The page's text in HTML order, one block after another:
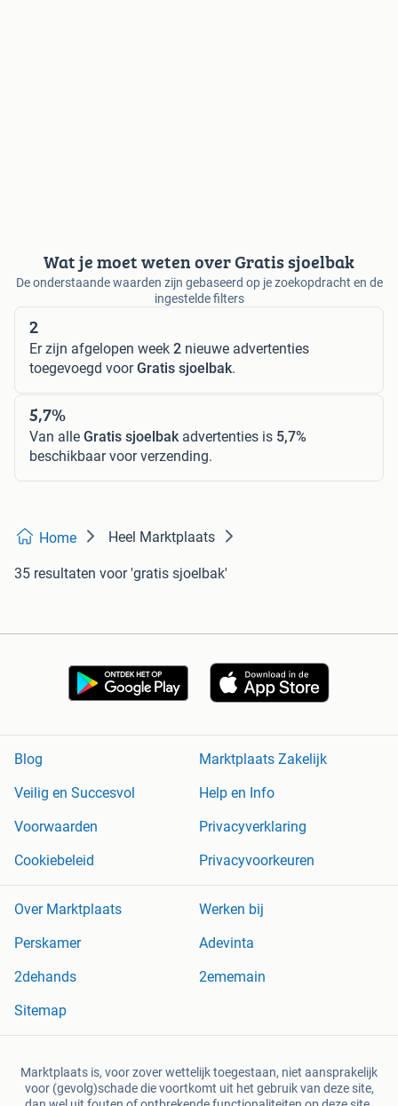
Wat je moet weten over Gratis sjoelbak
De onderstaande waarden zijn gebaseerd op je zoekopdracht en de
ingestelde filters
2
Er zijn afgelopen week 2 nieuwe advertenties
toegevoegd voorGratis sjoelbak.
5,7%
Van alle Gratis sjoelbakadvertenties is 5,7%
beschikbaar voor verzending.
Home Heel Marktplaats
35 resultaten voor 'gratis sjoelbak'
Blog
Marktplaats Zakelijk
Veilig en Succesvol
Help en Info
Voorwaarden
Privacyverklaring
Cookiebeleid
Privacyvoorkeuren
Over Marktplaats
Werken bij
Perskamer
Adevinta
2dehands
2ememain
Sitemap
Marktplaats is, voor zover wettelijk toegestaan, niet aansprakelijk
voor (gevolg)schade die voortkomt uit het gebruik van deze site,